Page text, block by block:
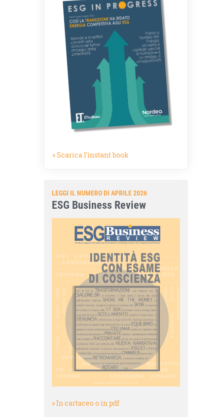
» Scarica l'instant book
LEGGI IL NUMERO DI APRILE 2026
ESG Business Review
» In cartaceo o in pdf